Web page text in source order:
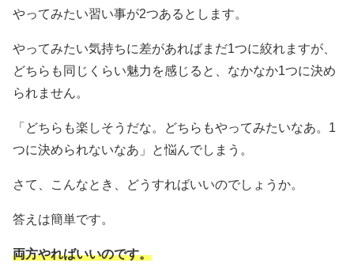
やってみたい習い事が2つあるとします。
やってみたい気持ちに差があればまだ1つに絞れますが、
どちらも同じくらい魅力を感じると、なかなか1つに決め
られません。
「どちらも楽しそうだな。どちらもやってみたいなあ。1
つに決められないなあ」と悩んでしまう。
さて、こんなとき、どうすればいいのでしょうか。
答えは簡単です。
両方やればいいのです。